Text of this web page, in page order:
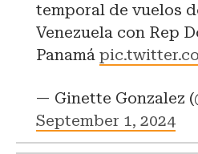
temporal de vuelos
Venezuela con Rep
Panamá
— Ginette Gonzalez
September 1, 2024